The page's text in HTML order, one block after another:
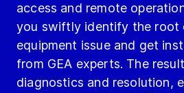
access and remote
you swiftly identify the root
equipment issue and get
from GEA experts. The
diagnostics and resolution,